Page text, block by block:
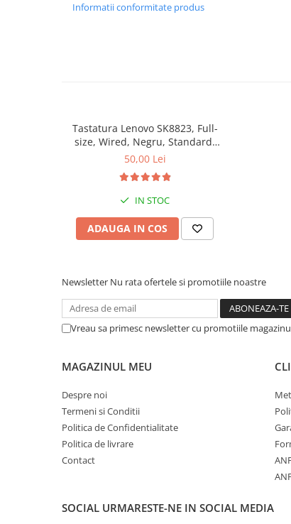
All-in-One REFURBISHED
Calculatoare All-in-One RENEW
Componente All-in-One
Monitoare NOI
Monitoare Refurbished
Monitoare Renew
Accesorii server
Cabinete metalice
Carcase server
Informatii conformitate produs
Tastatura Lenovo SK8823, Full-
size, Wired, Negru, Standard,
Limba ITALIANA
50,00 Lei
IN STOC
ADAUGA IN COS
Newsletter Nu rata ofertele si promotiile noastre
Vreau sa primesc newsletter cu promotiile
MAGAZINUL MEU
Despre noi
Termeni si Conditii
Politica de Confidentialitate
Politica de livrare
Contact
SOCIAL URMARESTE-NE IN SOCIAL MEDIA